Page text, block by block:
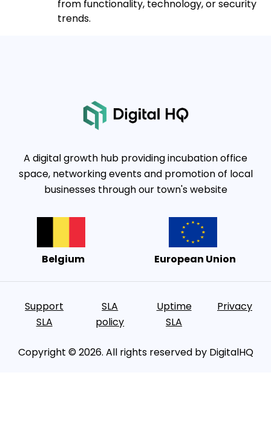
from functionality, technology, or security
trends.
A digital growth hub providing incubation office
space, networking events and promotion of local
businesses through our town's website
Belgium European Union
Copyright © 2026. All rights reserved by DigitalHQ
Support
SLA
SLA
policy
Uptime
SLA
Privacy